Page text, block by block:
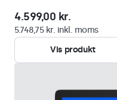
4.599,00 kr.
5.748,75 kr. inkl. moms
Vis produkt